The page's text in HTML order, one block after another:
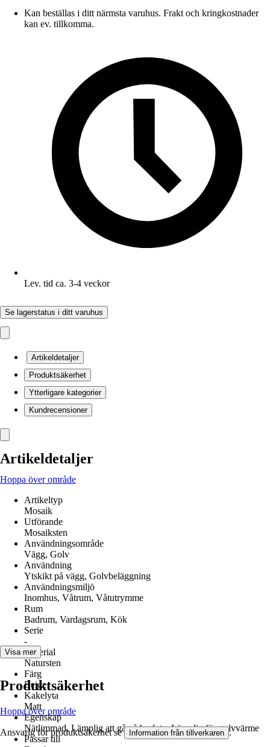
Kan beställas i ditt närmsta varuhus. Frakt och kringkostnader
kan ev. tillkomma.
Lev. tid ca. 3-4 veckor
Se lagerstatus i ditt varuhus
Artikeldetaljer
Produktsäkerhet
Ytterligare kategorier
Kundrecensioner
Artikeldetaljer
Hoppa över område
Artikeltyp
Mosaik
Utförande
Mosaiksten
Användningsområde
Vägg, Golv
Användning
Ytskikt på vägg, Golvbeläggning
Användningsmiljö
Inomhus, Våtrum, Våtutrymme
Rum
Badrum, Vardagsrum, Kök
Serie
-
Material
Natursten
Färg
Beige
Kakelyta
Matt
Egenskap
Nätlimmad, Lämplig att gå på barfota, Lämplig för golvvärme
Passar till
Visa mer
Produktsäkerhet
Hoppa över område
Ansvarig för produktsäkerhet se Information från tillverkaren .